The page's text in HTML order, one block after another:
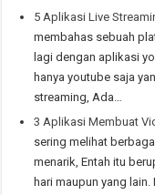
5 Aplikasi Live
membahas sebuah
lagi dengan aplikasi
hanya youtube saja
streaming, Ada…
3 Aplikasi Membuat
sering melihat
menarik, Entah itu
hari maupun yang